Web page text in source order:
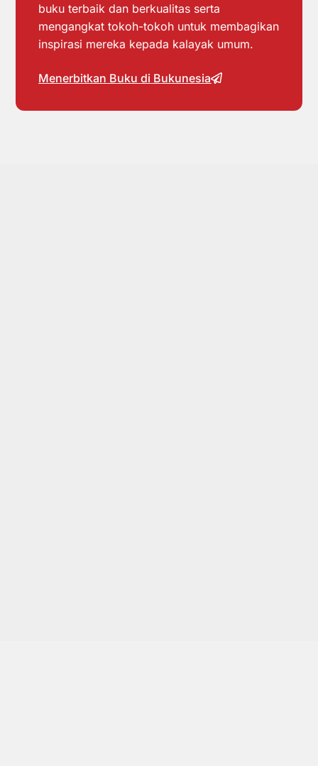
buku terbaik dan berkualitas serta
mengangkat tokoh-tokoh untuk membagikan
inspirasi mereka kepada kalayak umum.
Menerbitkan Buku di Bukunesia